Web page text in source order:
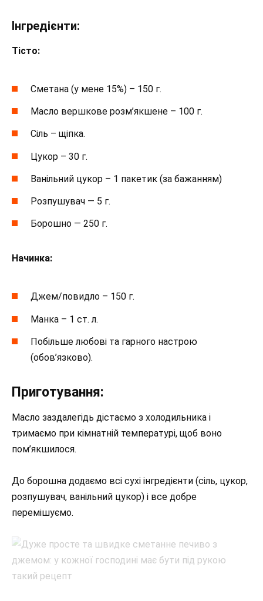
Інгредієнти:
Тісто:
Сметана (у мене 15%) – 150 г.
Масло вершкове розм’якшене – 100 г.
Сіль – щіпка.
Цукор – 30 г.
Ванільний цукор – 1 пакетик (за бажанням)
Розпушувач — 5 г.
Борошно — 250 г.
Начинка:
Джем/повидло – 150 г.
Манка – 1 ст. л.
Побільше любові та гарного настрою
(обов’язково).
Приготування:
Масло заздалегідь дістаємо з холодильника і
тримаємо при кімнатній температурі, щоб воно
пом’якшилося.
До борошна додаємо всі сухі інгредієнти (сіль, цукор,
розпушувач, ванільний цукор) і все добре
перемішуємо.